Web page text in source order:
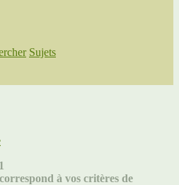
Sujets
1
à vos critères de